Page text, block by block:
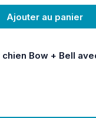
Ajouter au panier
Bow + Bell